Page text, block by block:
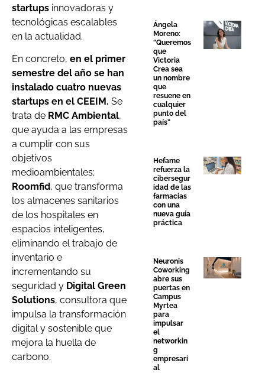
startups innovadoras y
tecnológicas escalables
en la actualidad.
En concreto, en el primer
semestre del año se han
instalado cuatro nuevas
startups en el CEEIM. Se
trata de RMC Ambiental,
que ayuda a las empresas
a cumplir con sus
objetivos
medioambientales;
Roomfid, que transforma
los almacenes sanitarios
de los hospitales en
espacios inteligentes,
eliminando el trabajo de
inventario e
incrementando su
seguridad y Digital Green
Solutions, consultora que
impulsa la transformación
digital y sostenible que
mejora la huella de
carbono.
Ángela
Moreno:
“Queremos
que
Victoria
Crea sea
un nombre
que
resuene en
cualquier
punto del
país”
Hefame
refuerza la
cibersegur
idad de las
farmacias
con una
nueva guía
práctica
Neuronis
Coworking
abre sus
puertas en
Campus
Myrtea
para
impulsar
el
networkin
g
empresari
al